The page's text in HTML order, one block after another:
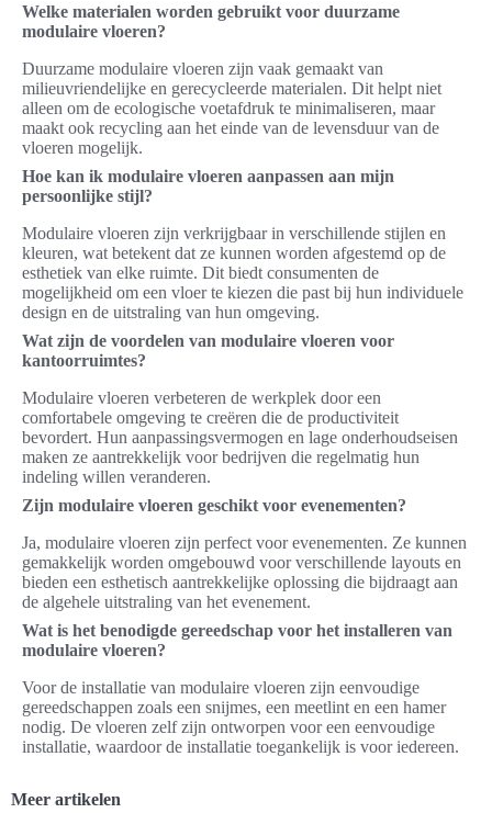
Welke materialen worden gebruikt voor duurzame
modulaire vloeren?
Duurzame modulaire vloeren zijn vaak gemaakt van
milieuvriendelijke en gerecycleerde materialen. Dit helpt niet
alleen om de ecologische voetafdruk te minimaliseren, maar
maakt ook recycling aan het einde van de levensduur van de
vloeren mogelijk.
Hoe kan ik modulaire vloeren aanpassen aan mijn
persoonlijke stijl?
Modulaire vloeren zijn verkrijgbaar in verschillende stijlen en
kleuren, wat betekent dat ze kunnen worden afgestemd op de
esthetiek van elke ruimte. Dit biedt consumenten de
mogelijkheid om een vloer te kiezen die past bij hun individuele
design en de uitstraling van hun omgeving.
Wat zijn de voordelen van modulaire vloeren voor
kantoorruimtes?
Modulaire vloeren verbeteren de werkplek door een
comfortabele omgeving te creëren die de productiviteit
bevordert. Hun aanpassingsvermogen en lage onderhoudseisen
maken ze aantrekkelijk voor bedrijven die regelmatig hun
indeling willen veranderen.
Zijn modulaire vloeren geschikt voor evenementen?
Ja, modulaire vloeren zijn perfect voor evenementen. Ze kunnen
gemakkelijk worden omgebouwd voor verschillende layouts en
bieden een esthetisch aantrekkelijke oplossing die bijdraagt aan
de algehele uitstraling van het evenement.
Wat is het benodigde gereedschap voor het installeren van
modulaire vloeren?
Voor de installatie van modulaire vloeren zijn eenvoudige
gereedschappen zoals een snijmes, een meetlint en een hamer
nodig. De vloeren zelf zijn ontworpen voor een eenvoudige
installatie, waardoor de installatie toegankelijk is voor iedereen.
Meer artikelen